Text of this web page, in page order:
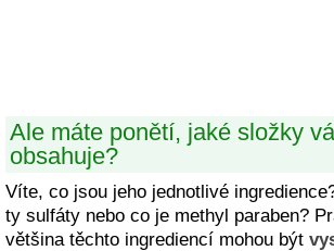
Ale máte ponětí, jaké složky
obsahuje?
Víte, co jsou jeho jednotlivé
ty sulfáty nebo co je methyl paraben?
většina těchto ingrediencí mohou být